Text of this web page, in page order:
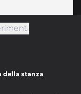
della stanza